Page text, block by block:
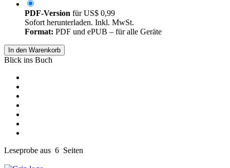
PDF-Version fürUS$ 0,99
Sofort herunterladen. Inkl. MwSt.
Format: PDF und ePUB – für alle Geräte
In den Warenkorb
Blick ins Buch
Leseprobe aus 6 Seiten